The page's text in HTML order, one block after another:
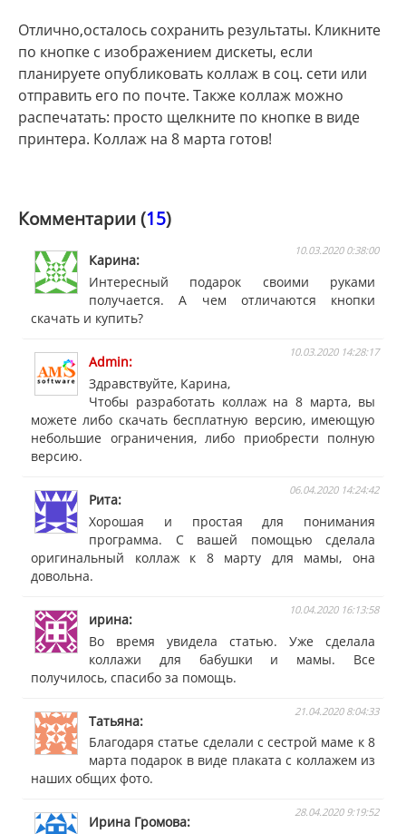
Отлично,осталось сохранить результаты. Кликните
по кнопке с изображением дискеты, если
планируете опубликовать коллаж в соц. сети или
отправить его по почте. Также коллаж можно
распечатать: просто щелкните по кнопке в виде
принтера. Коллаж на 8 марта готов!
Комментарии (15)
Карина
10.03.2020 0:38:00
Интересный подарок своими руками
получается. А чем отличаются кнопки
скачать и купить?
Admin
10.03.2020 14:28:17
Здравствуйте, Карина,
Чтобы разработать коллаж на 8 марта, вы
можете либо скачать бесплатную версию, имеющую
небольшие ограничения, либо приобрести полную
версию.
Рита
06.04.2020 14:24:42
Хорошая и простая для понимания
программа. С вашей помощью сделала
оригинальный коллаж к 8 марту для мамы, она
довольна.
ирина
10.04.2020 16:13:58
Во время увидела статью. Уже сделала
коллажи для бабушки и мамы. Все
получилось, спасибо за помощь.
Татьяна
21.04.2020 8:04:33
Благодаря статье сделали с сестрой маме к 8
марта подарок в виде плаката с коллажем из
наших общих фото.
Ирина Громова
28.04.2020 9:19:52